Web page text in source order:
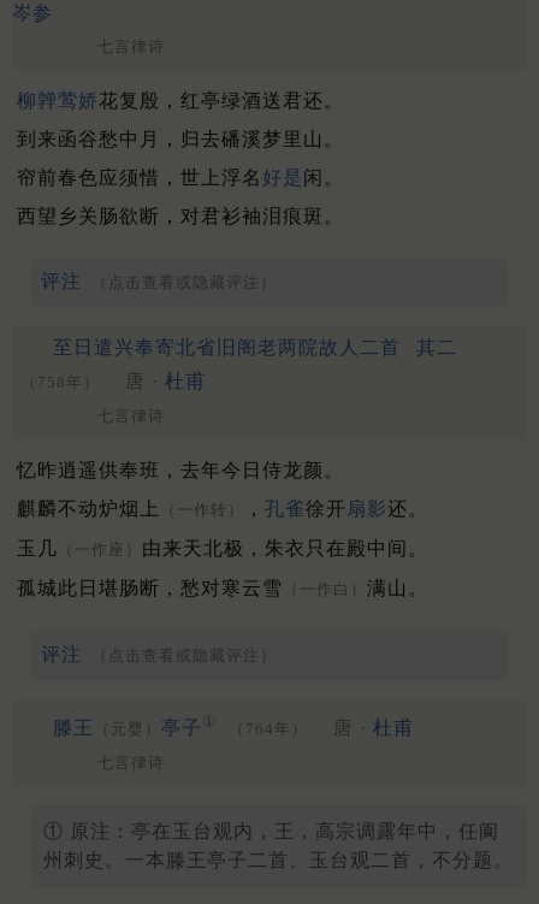
岑参
七言律诗
柳亸莺娇花复殷，红亭绿酒送君还。
到来函谷愁中月，归去磻溪梦里山。
帘前春色应须惜，世上浮名 好是 闲。
西望乡关肠欲断，对君衫袖泪痕斑。
评注 （点击查看或隐藏评注）
至日遣兴奉寄北省旧阁老两院故人二首 其二
（758年） 唐 · 杜甫
七言律诗
忆昨逍遥供奉班，去年今日侍龙颜。
麒麟不动炉烟上
（一作转） ， 孔雀徐开 扇影还。
玉几 （一作座） 由来天北极，朱衣只在殿中间。
孤城此日堪肠断，愁对寒云雪
（一作白） 满山。
评注 （点击查看或隐藏评注）
滕王 （元婴） 亭子 ① （764年） 唐 · 杜甫
七言律诗
① 原注：亭在玉台观内，王，高宗调露年中，任阆
州刺史。一本滕王亭子二首、玉台观二首，不分题。